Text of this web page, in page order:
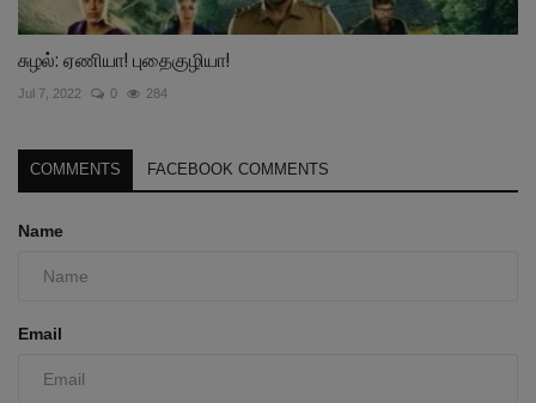
சுழல்: ஏணியா! புதைகுழியா!
Jul 7, 2022 0 284
COMMENTS FACEBOOK COMMENTS
Name
Email